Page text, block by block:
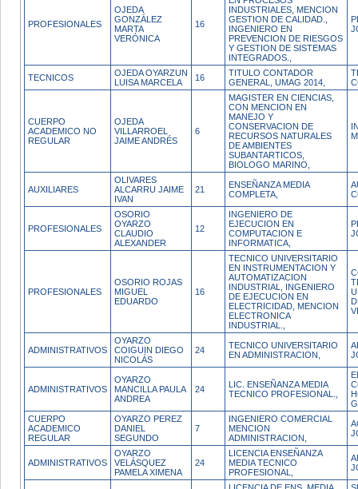
PROFESIONALES
OJEDA
GONZÁLEZ
MARTA
VERÓNICA
16
INDUSTRIALES, MENCION
GESTION DE CALIDAD.,
INGENIERO EN
PREVENCION DE RIESGOS
Y GESTION DE SISTEMAS
INTEGRADOS.,
TECNICOS
OJEDA OYARZUN
LUISA MARCELA
16
TITULO CONTADOR
GENERAL, UMAG 2014,
CUERPO
ACADEMICO NO
REGULAR
OJEDA
VILLARROEL
JAIME ANDRÉS
6
MAGISTER EN CIENCIAS,
CON MENCION EN
MANEJO Y
CONSERVACION DE
RECURSOS NATURALES
DE AMBIENTES
SUBANTARTICOS,
BIOLOGO MARINO,
AUXILIARES
OLIVARES
ALCARRU JAIME
IVAN
21
ENSEÑANZA MEDIA
COMPLETA,
PROFESIONALES
OSORIO
OYARZO
CLAUDIO
ALEXANDER
12
INGENIERO DE
EJECUCION EN
COMPUTACION E
INFORMATICA,
PROFESIONALES
OSORIO ROJAS
MIGUEL
EDUARDO
16
TECNICO UNIVERSITARIO
EN INSTRUMENTACION Y
AUTOMATIZACION
INDUSTRIAL, INGENIERO
DE EJECUCION EN
ELECTRICIDAD, MENCION
ELECTRONICA
INDUSTRIAL.,
ADMINISTRATIVOS
OYARZO
COIGUIN DIEGO
NICOLÁS
24
TECNICO UNIVERSITARIO
EN ADMINISTRACION,
ADMINISTRATIVOS
OYARZO
MANCILLA PAULA
ANDREA
24
LIC. ENSEÑANZA MEDIA
TECNICO PROFESIONAL.,
CUERPO
ACADEMICO
REGULAR
OYARZO PEREZ
DANIEL
SEGUNDO
7
INGENIERO COMERCIAL
MENCION
ADMINISTRACION,
ADMINISTRATIVOS
OYARZO
VELÁSQUEZ
PAMELA XIMENA
24
LICENCIA ENSEÑANZA
MEDIA TECNICO
PROFESIONAL,